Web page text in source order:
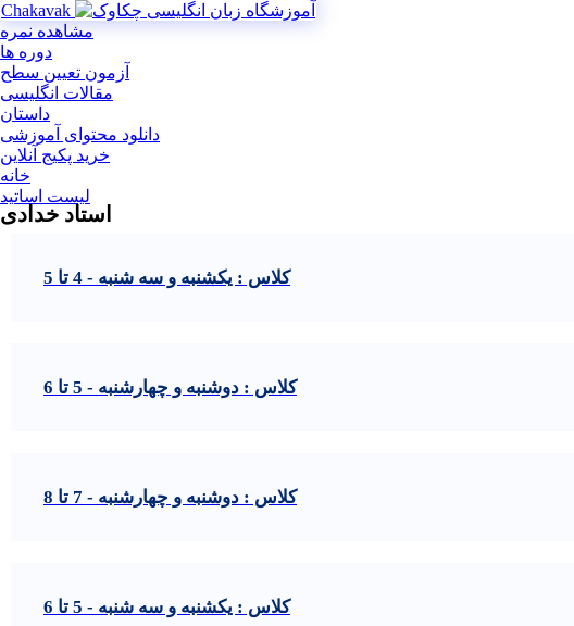
Chakavak
مشاهده نمره
دوره ها
آزمون تعیین سطح
مقالات انگلیسی
داستان
دانلود محتوای آموزشی
خرید پکیج آنلاین
خانه
لیست اساتید
استاد خدادی
کلاس : یکشنبه و سه شنبه - 4 تا 5
کلاس : دوشنبه و چهارشنبه - 5 تا 6
کلاس : دوشنبه و چهارشنبه - 7 تا 8
کلاس : یکشنبه و سه شنبه - 5 تا 6